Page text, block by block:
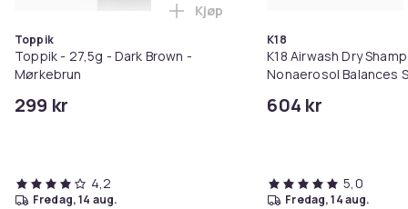
Toppik
Toppik - 27,5g - Dark Brown -
Mørkebrun
299 kr
Legg Toppik - 27,5g - Dark
Kjøp
4,2
fredag, 14 aug.
K18
K18 Airwash Dry
Nonaerosol Balances
604 kr
5,0
fredag, 14 aug.